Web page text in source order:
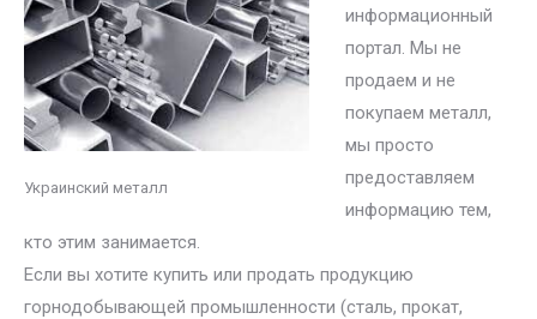
Украинский металл
информационный
портал. Мы не
продаем и не
покупаем металл,
мы просто
предоставляем
информацию тем,
кто этим занимается.
Если вы хотите купить или продать продукцию
горнодобывающей промышленности (сталь, прокат,